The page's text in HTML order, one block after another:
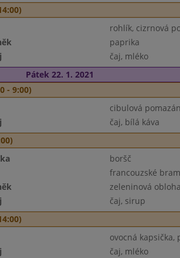
rohlík, cizrnová
paprika
čaj, mléko
Pátek 22. 1. 2021
- 9:00)
cibulová
čaj, bílá káva
boršč
francouzské
zeleninová
čaj, sirup
ovocná kapsička,
čaj, mléko